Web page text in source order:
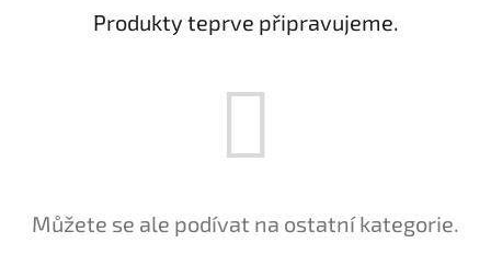
Produkty teprve připravujeme.
Můžete se ale podívat na ostatní kategorie.